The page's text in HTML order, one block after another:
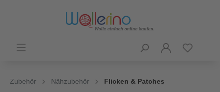
Zubehör Nähzubehör Flicken & Patches